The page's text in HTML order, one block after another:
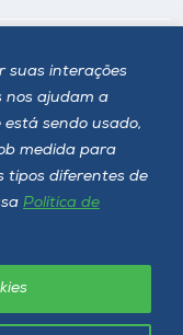
suas interações
nos ajudam a
sendo usado,
medida para
tipos diferentes de
Política de